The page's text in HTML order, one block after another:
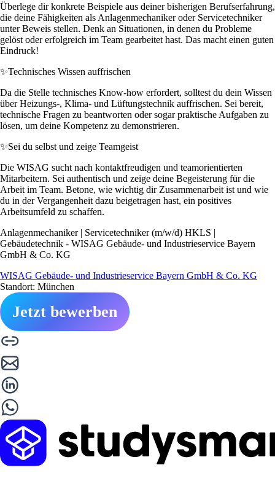
Überlege dir konkrete Beispiele aus deiner bisherigen Berufserfahrung,
die deine Fähigkeiten als Anlagenmechaniker oder Servicetechniker
unter Beweis stellen. Denk an Situationen, in denen du Probleme
gelöst oder erfolgreich im Team gearbeitet hast. Das macht einen guten
Eindruck!
✨Technisches Wissen auffrischen
Da die Stelle technisches Know-how erfordert, solltest du dein Wissen
über Heizungs-, Klima- und Lüftungstechnik auffrischen. Sei bereit,
technische Fragen zu beantworten oder sogar praktische Aufgaben zu
lösen, um deine Kompetenz zu demonstrieren.
✨Sei du selbst und zeige Teamgeist
Die WISAG sucht nach kontaktfreudigen und teamorientierten
Mitarbeitern. Sei authentisch und zeige deine Begeisterung für die
Arbeit im Team. Betone, wie wichtig dir Zusammenarbeit ist und wie
du in der Vergangenheit dazu beigetragen hast, ein positives
Arbeitsumfeld zu schaffen.
Anlagenmechaniker | Servicetechniker (m/w/d) HKLS |
Gebäudetechnik - WISAG Gebäude- und Industrieservice Bayern
GmbH & Co. KG
WISAG Gebäude- und Industrieservice Bayern GmbH & Co. KG
Standort: München
Jetzt bewerben